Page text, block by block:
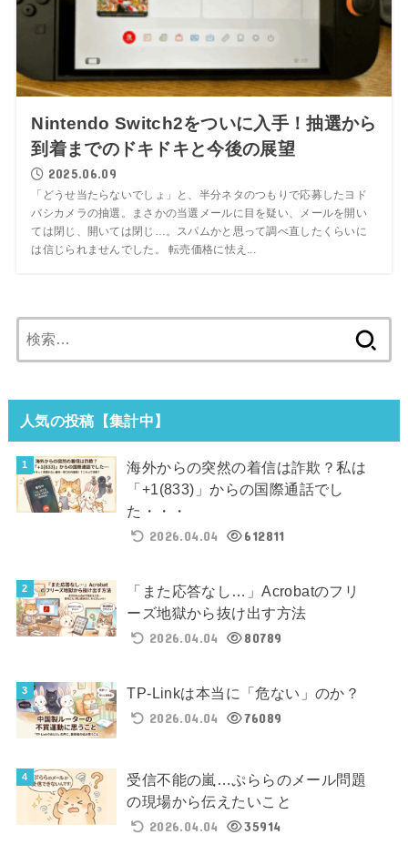
Nintendo Switch2をついに入手！抽選から
到着までのドキドキと今後の展望
2025.06.09
「どうせ当たらないでしょ」と、半分ネタのつもりで応募したヨド
バシカメラの抽選。まさかの当選メールに目を疑い、メールを開い
ては閉じ、開いては閉じ…。スパムかと思って調べ直したくらいに
は信じられませんでした。 転売価格に怯え...
索:
人気の投稿【集計中】
海外からの突然の着信は詐欺？私は
「+1(833)」からの国際通話でし
た・・・
2026.04.04
612811
「また応答なし…」Acrobatのフリ
ーズ地獄から抜け出す方法
2026.04.04
80789
TP-Linkは本当に「危ない」のか？
2026.04.04
76089
受信不能の嵐…ぷららのメール問題
の現場から伝えたいこと
2026.04.04
35914